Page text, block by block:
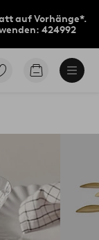
auf Vorhänge*.
424992
Zu
Produkten
Zum